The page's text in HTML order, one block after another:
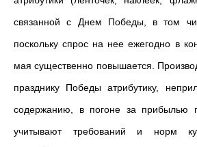
связанной с Днем Победы, в том
поскольку спрос на нее ежегодно в
мая существенно повышается.
празднику Победы атрибутику,
содержанию, в погоне за прибылью
учитывают требований и норм